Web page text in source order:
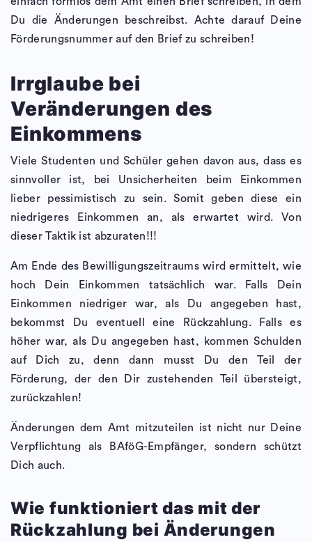
Du die Änderungen beschreibst. Achte darauf Deine
Förderungsnummer auf den Brief zu schreiben!
Irrglaube bei
Veränderungen des
Einkommens
Viele Studenten und Schüler gehen davon aus, dass es
sinnvoller ist, bei Unsicherheiten beim Einkommen
lieber pessimistisch zu sein. Somit geben diese ein
niedrigeres Einkommen an, als erwartet wird. Von
dieser Taktik ist abzuraten!!!
Am Ende des Bewilligungszeitraums wird ermittelt, wie
hoch Dein Einkommen tatsächlich war. Falls Dein
Einkommen niedriger war, als Du angegeben hast,
bekommst Du eventuell eine Rückzahlung.Falls es
höher war, als Du angegeben hast, kommen Schulden
auf Dich zu, denn dann musst Du den Teil der
Förderung, der den Dir zustehenden Teil übersteigt,
zurückzahlen!
Änderungen dem Amt mitzuteilen ist nicht nur Deine
Verpflichtung als BAföG-Empfänger, sondern schützt
Dich auch.
Wie funktioniert das mit der
Rückzahlung bei Änderungen